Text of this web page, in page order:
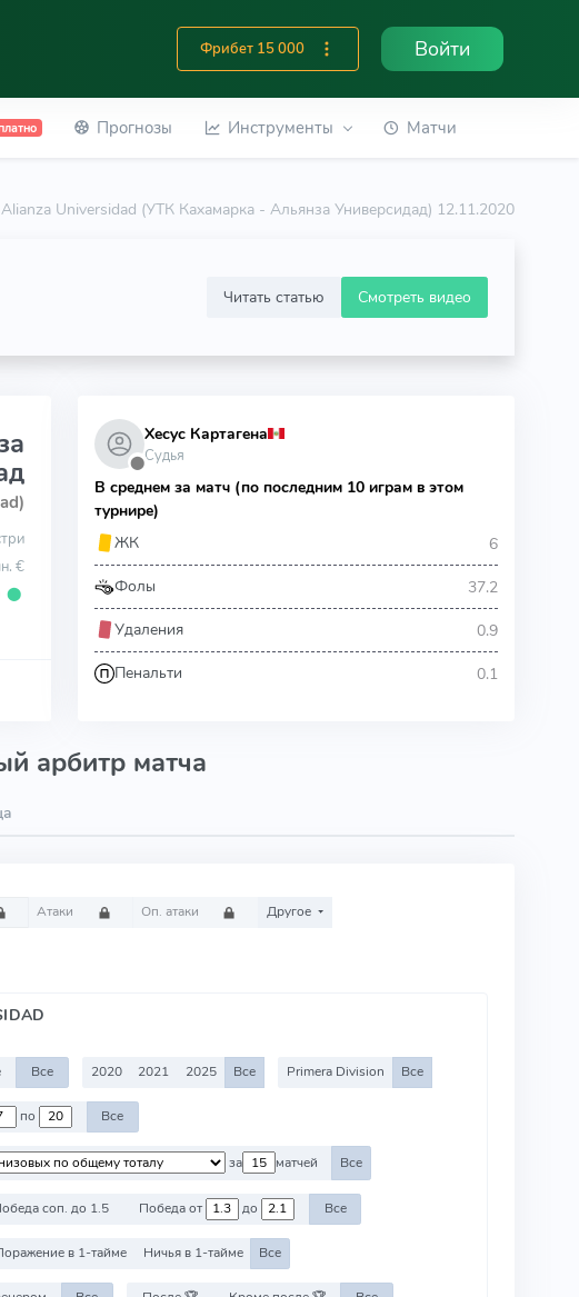
Фрибет 15 000 Войти
Прогнозы Инструменты Матчи
Universidad (УТК Кахамарка - Альянза Универсидад) 12.11.2020
Читать статью Смотреть видео
€
⬤
⬤
Хесус Картагена
Судья
В среднем за матч (по последним 10 играм в этом
турнире)
ЖК
6
Фолы 37.2
Удаления 0.9
Пенальти 0.1
арбитр матча
Атаки Оп. атаки Другое
Все 2020 2021 2025 Все Primera Division Все
по Все
за матчей Все
соп. до 1.5 Победа от до Все
в 1-тайме Ничья в 1-тайме Все